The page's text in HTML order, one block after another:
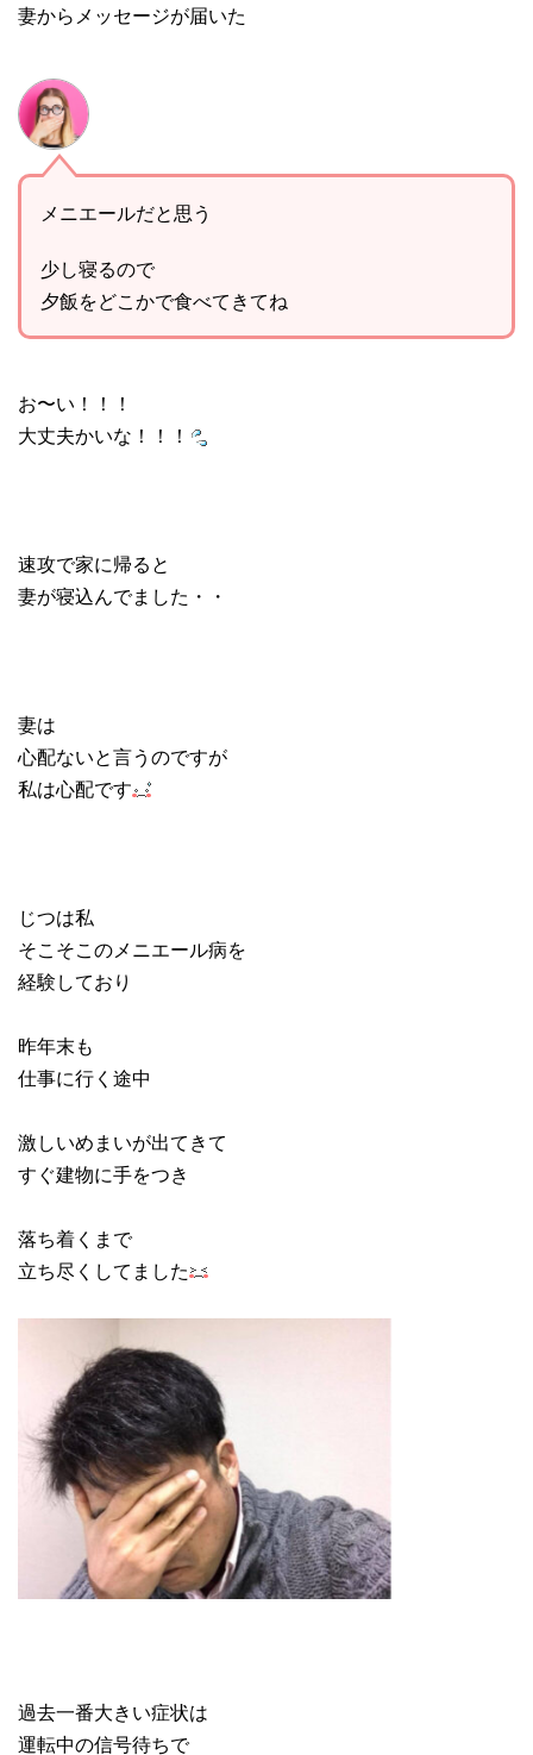
妻からメッセージが届いた
メニエールだと思う
少し寝るので
夕飯をどこかで食べてきてね
お〜い！！！
大丈夫かいな！！！
速攻で家に帰ると
妻が寝込んでました・・
妻は
心配ないと言うのですが
私は心配です
じつは私
そこそこのメニエール病を
経験しており
昨年末も
仕事に行く途中
激しいめまいが出てきて
すぐ建物に手をつき
落ち着くまで
立ち尽くしてました
過去一番大きい症状は
運転中の信号待ちで